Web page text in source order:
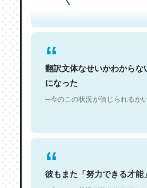
翻訳文体なせいかわから
になった
─今のこの状況が信じられるか
彼もまた「努力できる才能
─今のこの状況が信じられるか